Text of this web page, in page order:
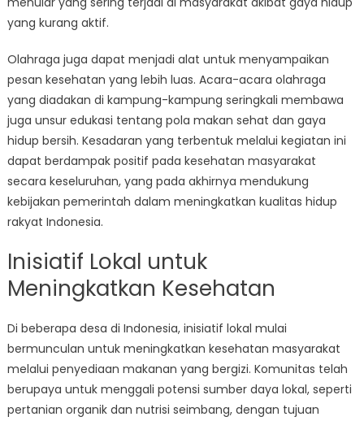
yang kurang aktif.
Olahraga juga dapat menjadi alat untuk menyampaikan
pesan kesehatan yang lebih luas. Acara-acara olahraga
yang diadakan di kampung-kampung seringkali membawa
juga unsur edukasi tentang pola makan sehat dan gaya
hidup bersih. Kesadaran yang terbentuk melalui kegiatan ini
dapat berdampak positif pada kesehatan masyarakat
secara keseluruhan, yang pada akhirnya mendukung
kebijakan pemerintah dalam meningkatkan kualitas hidup
rakyat Indonesia.
Inisiatif Lokal untuk
Meningkatkan Kesehatan
Di beberapa desa di Indonesia, inisiatif lokal mulai
bermunculan untuk meningkatkan kesehatan masyarakat
melalui penyediaan makanan yang bergizi. Komunitas telah
berupaya untuk menggali potensi sumber daya lokal, seperti
pertanian organik dan nutrisi seimbang, dengan tujuan